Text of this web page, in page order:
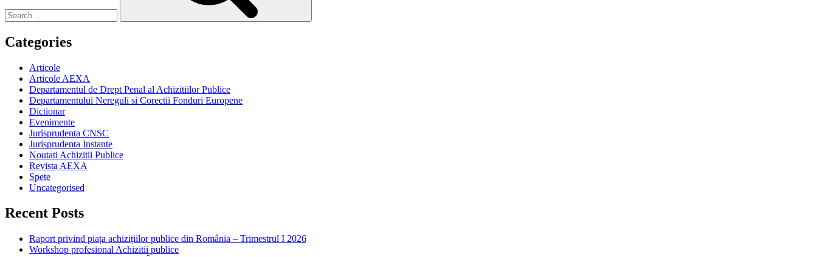
Categories
Articole
Articole AEXA
Departamentul de Drept Penal al Achizitiilor Publice
Departamentului Nereguli si Corectii Fonduri Europene
Dictionar
Evenimente
Jurisprudenta CNSC
Jurisprudenta Instante
Noutati Achizitii Publice
Revista AEXA
Spete
Uncategorised
Recent Posts
Raport privind piața achizițiilor publice din România – Trimestrul I 2026
Workshop profesional Achizitii publice